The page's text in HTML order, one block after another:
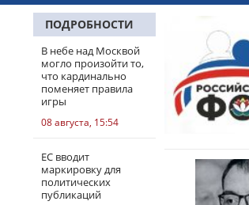
ПОДРОБНОСТИ
В небе над Москвой
могло произойти то,
что кардинально
поменяет правила
игры
08 августа, 15:54
ЕС вводит
маркировку для
политических
публикаций